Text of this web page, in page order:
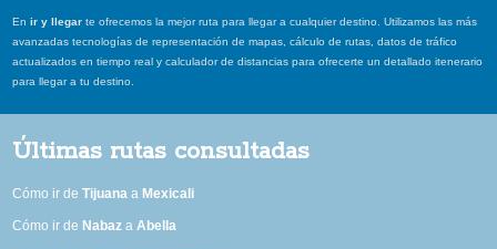
Enir y llegar te ofrecemos la mejor ruta para llegar a cualquier destino. Utilizamos las más
avanzadas tecnologías de representación de mapas, cálculo de rutas, datos de tráfico
actualizados en tiempo real y calculador de distancias para ofrecerte un detallado itenerario
para llegar a tu destino.
Últimas rutas consultadas
Cómo ir deTijuana a Mexicali
Cómo ir de Nabaz aAbella